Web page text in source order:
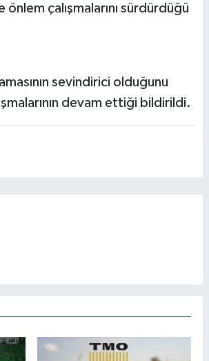
çalışmalarını sürdürdüğü
sevindirici olduğunu
devam ettiği bildirildi.